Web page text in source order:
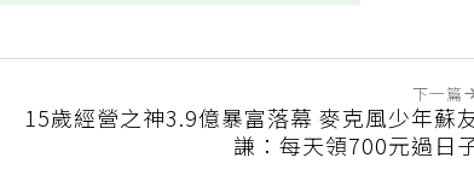
下一篇
15歲經營之神3.9億暴富落幕 麥克風少年蘇
謙：每天領700元過日